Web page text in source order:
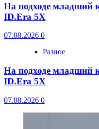
На подходе младший
ID.Era 5X
07.08.2026 0
Разное
На подходе младший
ID.Era 5X
07.08.2026 0